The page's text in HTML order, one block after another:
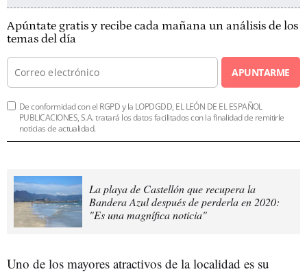
Apúntate gratis y recibe cada mañana un análisis de los
temas del día
APUNTARME
De conformidad con el RGPD y la LOPDGDD, EL LEÓN DE EL ESPAÑOL
PUBLICACIONES, S.A. tratará los datos facilitados con la finalidad de remitirle
noticias de actualidad.
La playa de Castellón que recupera la
Bandera Azul después de perderla en 2020:
"Es una magnífica noticia"
Uno de los mayores atractivos de la localidad es su